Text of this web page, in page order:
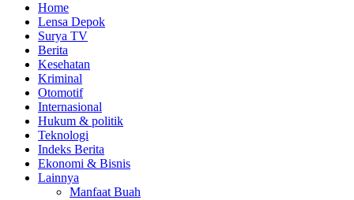
Home
Lensa Depok
Surya TV
Berita
Kesehatan
Kriminal
Otomotif
Internasional
Hukum & politik
Teknologi
Indeks Berita
Ekonomi & Bisnis
Lainnya
Manfaat Buah